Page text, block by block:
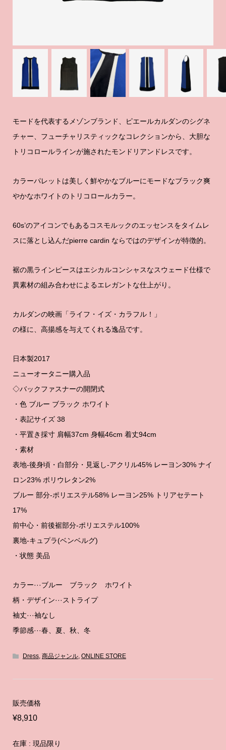
モードを代表するメゾンブランド、ピエールカルダンのシグネ
チャー、フューチャリスティックなコレクションから、大胆な
トリコロールラインが施されたモンドリアンドレスです。
カラーパレットは美しく鮮やかなブルーにモードなブラック爽
やかなホワイトのトリコロールカラー。
60s’のアイコンでもあるコスモルックのエッセンスをタイムレ
スに落とし込んだpierre cardin ならではのデザインが特徴的。
裾の黒ラインピースはエシカルコンシャスなスウェード仕様で
異素材の組み合わせによるエレガントな仕上がり。
カルダンの映画「ライフ・イズ・カラフル！」
の様に、高揚感を与えてくれる逸品です。
日本製2017
ニューオータニー購入品
◇バックファスナーの開閉式
・色 ブルー ブラック ホワイト
・表記サイズ 38
・平置き採寸 肩幅37cm 身幅46cm 着丈94cm
・素材
表地-後身頃・白部分・見返し-アクリル45% レーヨン30% ナイ
ロン23% ポリウレタン2%
ブルー 部分-ポリエステル58% レーヨン25% トリアセテート
17%
前中心・前後裾部分-ポリエステル100%
裏地-キュプラ(ベンベルグ)
・状態 美品
カラー···ブルー ブラック ホワイト
柄・デザイン···ストライプ
袖丈···袖なし
季節感···春、夏、秋、冬
Dress, 商品ジャンル, ONLINE STORE
販売価格
¥8,910
在庫 : 現品限り